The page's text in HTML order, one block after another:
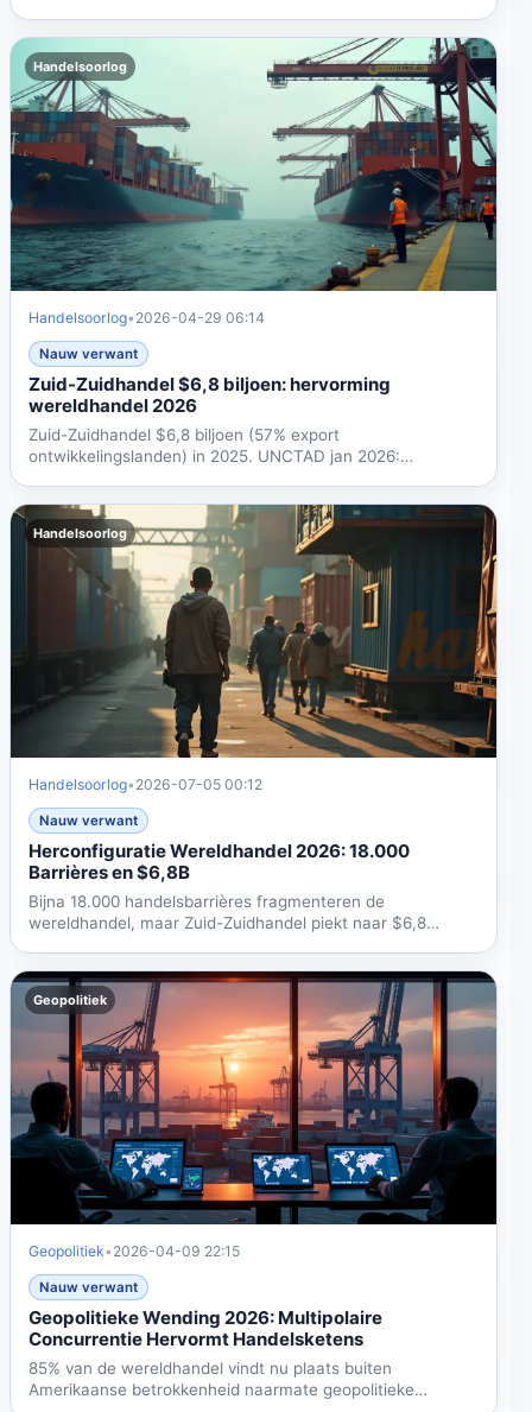
Handelsoorlog
Handelsoorlog• 2026-04-29 06:14
Nauw verwant
Zuid-Zuidhandel $6,8 biljoen: hervorming
wereldhandel 2026
Zuid-Zuidhandel $6,8 biljoen (57% export
ontwikkelingslanden) in 2025. UNCTAD jan 2026:
Handelsoorlog
Handelsoorlog• 2026-07-05 00:12
Nauw verwant
Herconfiguratie Wereldhandel 2026: 18.000
Barrières en $6,8B
Bijna 18.000 handelsbarrières fragmenteren de
wereldhandel, maar Zuid-Zuidhandel piekt naar $6,8
Geopolitiek
Geopolitiek• 2026-04-09 22:15
Nauw verwant
Geopolitieke Wending 2026: Multipolaire
Concurrentie Hervormt Handelsketens
85% van de wereldhandel vindt nu plaats buiten
Amerikaanse betrokkenheid naarmate geopolitieke